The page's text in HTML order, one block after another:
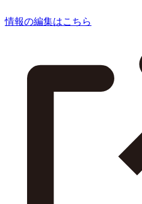
情報の編集はこちら